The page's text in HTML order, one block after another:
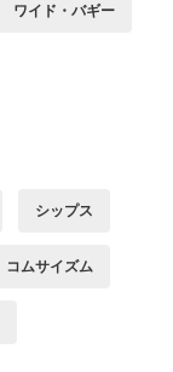
ワイド・バギー
シップス
コムサイズム